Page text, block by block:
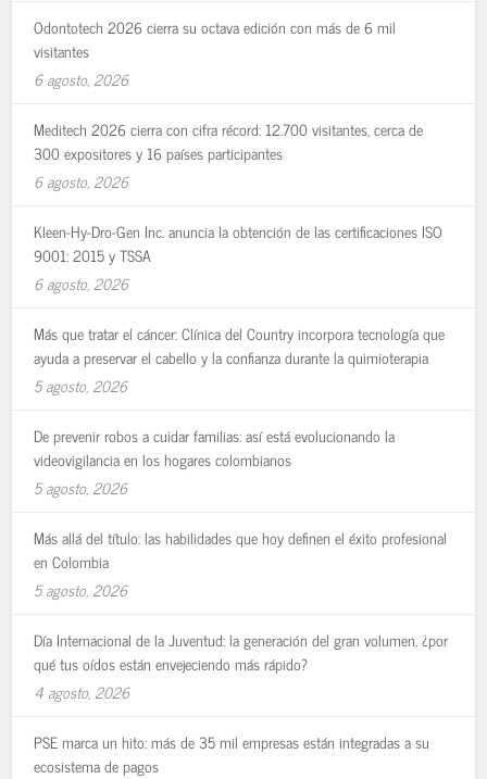
Odontotech 2026 cierra su octava edición con más de 6 mil
visitantes
6 agosto, 2026
Meditech 2026 cierra con cifra récord: 12.700 visitantes, cerca de
300 expositores y 16 países participantes
6 agosto, 2026
Kleen-Hy-Dro-Gen Inc. anuncia la obtención de las certificaciones ISO
9001: 2015 y TSSA
6 agosto, 2026
Más que tratar el cáncer: Clínica del Country incorpora tecnología que
ayuda a preservar el cabello y la confianza durante la quimioterapia
5 agosto, 2026
De prevenir robos a cuidar familias: así está evolucionando la
videovigilancia en los hogares colombianos
5 agosto, 2026
Más allá del título: las habilidades que hoy definen el éxito profesional
en Colombia
5 agosto, 2026
Día Internacional de la Juventud: la generación del gran volumen, ¿por
qué tus oídos están envejeciendo más rápido?
4 agosto, 2026
PSE marca un hito: más de 35 mil empresas están integradas a su
ecosistema de pagos